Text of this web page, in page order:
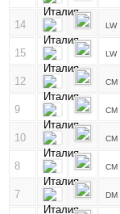
14 LW
15 LW
12 CM
9 CM
10 CM
8 CM
7 DM